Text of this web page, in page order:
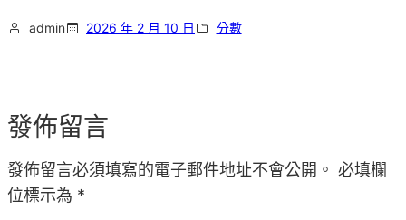
admin 2026 年 2 月 10 日 分數
發佈留言
發佈留言必須填寫的電子郵件地址不會公開。 必填欄
位標示為 *